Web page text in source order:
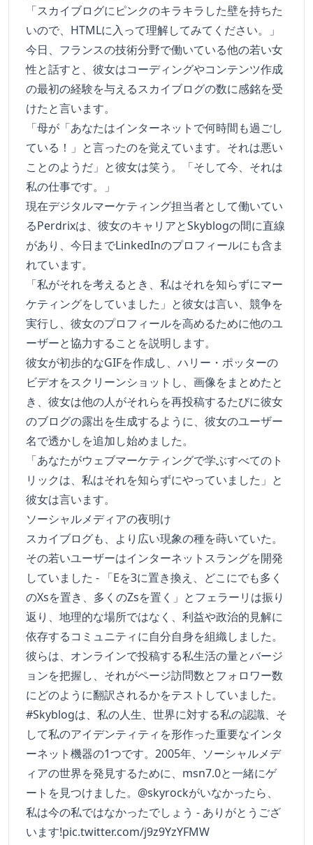
「スカイブログにピンクのキラキラした壁を持ちた
いので、HTMLに入って理解してみてください。」
今日、フランスの技術分野で働いている他の若い女
性と話すと、彼女はコーディングやコンテンツ作成
の最初の経験を与えるスカイブログの数に感銘を受
けたと言います。
「母が「あなたはインターネットで何時間も過ごし
ている！」と言ったのを覚えています。それは悪い
ことのようだ」と彼女は笑う。「そして今、それは
私の仕事です。」
現在デジタルマーケティング担当者として働いてい
るPerdrixは、彼女のキャリアとSkyblogの間に直線
があり、今日までLinkedInのプロフィールにも含ま
れています。
「私がそれを考えるとき、私はそれを知らずにマー
ケティングをしていました」と彼女は言い、競争を
実行し、彼女のプロフィールを高めるために他のユ
ーザーと協力することを説明します。
彼女が初歩的なGIFを作成し、ハリー・ポッターの
ビデオをスクリーンショットし、画像をまとめたと
き、彼女は他の人がそれらを再投稿するたびに彼女
のブログの露出を生成するように、彼女のユーザー
名で透かしを追加し始めました。
「あなたがウェブマーケティングで学ぶすべてのト
リックは、私はそれを知らずにやっていました」と
彼女は言います。
ソーシャルメディアの夜明け
スカイブログも、より広い現象の種を蒔いていた。
その若いユーザーはインターネットスラングを開発
していました - 「Eを3に置き換え、どこにでも多く
のXsを置き、多くのZsを置く」とフェラーリは振り
返り、地理的な場所ではなく、利益や政治的見解に
依存するコミュニティに自分自身を組織しました。
彼らは、オンラインで投稿する私生活の量とバージ
ョンを把握し、それがページ訪問数とフォロワー数
にどのように翻訳されるかをテストしていました。
#Skyblogは、私の人生、世界に対する私の認識、そ
して私のアイデンティティを形作った重要なインタ
ーネット機器の1つです。2005年、ソーシャルメデ
ィアの世界を発見するために、msn7.0と一緒にゲ
ートを見つけました。@skyrockがいなかったら、
私は今の私ではなかったでしょう - ありがとうござ
います!pic.twitter.com/j9z9YzYFMW